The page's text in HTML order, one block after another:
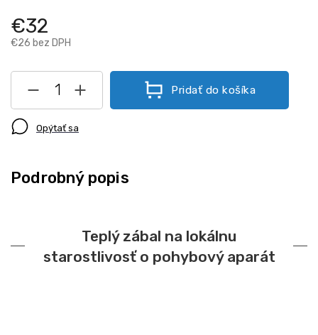
€32
€26 bez DPH
Pridať do košíka
Opýtať sa
Podrobný popis
Teplý zábal na lokálnu
starostlivosť o pohybový aparát